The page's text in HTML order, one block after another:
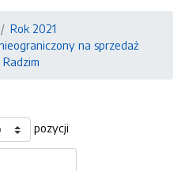
Rok 2021
na sprzedaż
pozycji